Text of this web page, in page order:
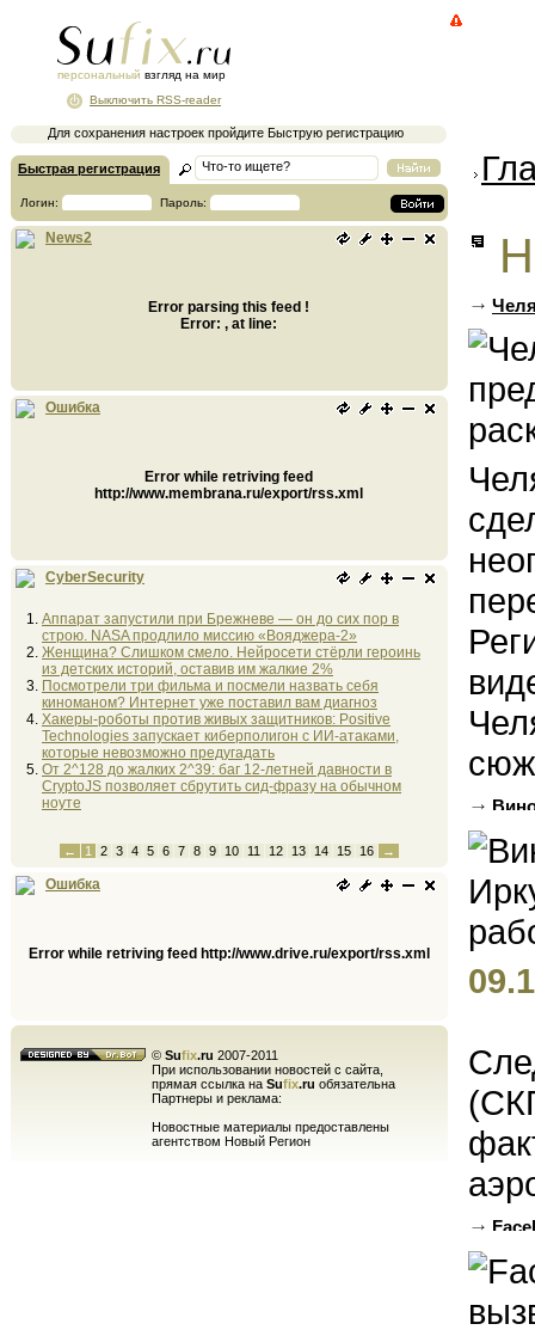
персональный взгляд на мир
Для сохранения настроек пройдите Быструю регистрацию
Выключить RSS-reader
Быстрая регистрация
Логин: Пароль:
News2
Error parsing this feed !
Error: , at line:
Ошибка
Error while retriving feed
http://www.membrana.ru/export/rss.xml
CyberSecurity
Аппарат запустили при Брежневе — он до сих пор в
строю. NASA продлило миссию «Вояджера-2»
Женщина? Слишком смело. Нейросети стёрли героинь
из детских историй, оставив им жалкие 2%
Посмотрели три фильма и посмели назвать себя
киноманом? Интернет уже поставил вам диагноз
Хакеры-роботы против живых защитников: Positive
Technologies запускает киберполигон с ИИ-атаками,
которые невозможно предугадать
От 2^128 до жалких 2^39: баг 12-летней давности в
CryptoJS позволяет сбрутить сид-фразу на обычном
ноуте
← 1 2 3 4 5 6 7 8 9 10 11 12 13 14 15 16 →
Ошибка
Error while retriving feed http://www.drive.ru/export/rss.xml
© Sufix.ru 2007-2011
При использовании новостей с сайта,
прямая ссылка на Sufix.ru обязательна
Партнеры и реклама:
Новостные материалы предоставлены
агентством Новый Регион